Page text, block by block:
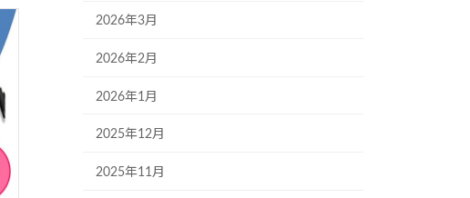
2026年3月
2026年2月
2026年1月
2025年12月
2025年11月